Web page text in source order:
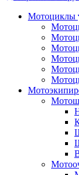
Мотоциклы